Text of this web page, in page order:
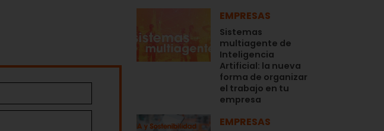
EMPRESAS
Sistemas
multiagente de
Inteligencia
Artificial: la nueva
forma de organizar
el trabajo en tu
empresa
EMPRESAS